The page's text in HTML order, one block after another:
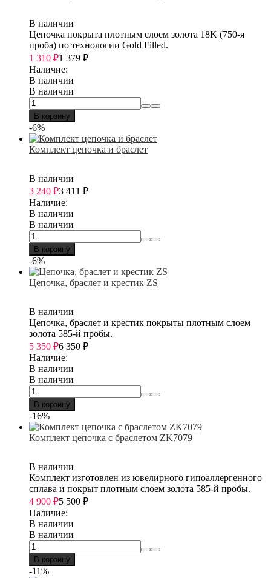
В наличии
Цепочка покрыта плотным слоем золота 18K (750-я
проба) по технологии Gold Filled.
1 310 ₽1 379 ₽
Наличие:
В наличии
В наличии
В корзину
-6%
Комплект цепочка и браслет
В наличии
3 240 ₽3 411 ₽
Наличие:
В наличии
В наличии
В корзину
-6%
Цепочка, браслет и крестик ZS
В наличии
Цепочка, браслет и крестик покрыты плотным слоем
золота 585-й пробы.
5 350 ₽6 350 ₽
Наличие:
В наличии
В наличии
В корзину
-16%
Комплект цепочка с браслетом ZK7079
В наличии
Комплект изготовлен из ювелирного гипоаллергенного
сплава и покрыт плотным слоем золота 585-й пробы.
4 900 ₽5 500 ₽
Наличие:
В наличии
В наличии
В корзину
-11%